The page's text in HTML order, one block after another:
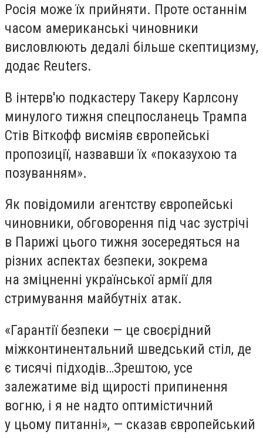
Росія може їх прийняти. Проте останнім
часом американські чиновники
висловлюють дедалі більше скептицизму,
додає Reuters.
В інтерв'ю подкастеру Такеру Карлсону
минулого тижня спецпосланець Трампа
Стів Віткофф висміяв європейські
пропозиції, назвавши їх «показухою та
позуванням».
Як повідомили агентству європейські
чиновники, обговорення під час зустрічі
в Парижі цього тижня зосередяться на
різних аспектах безпеки, зокрема
на зміцненні української армії для
стримування майбутніх атак.
«Гарантії безпеки — це своєрідний
міжконтинентальний шведський стіл, де
є тисячі підходів…Зрештою, усе
залежатиме від щирості припинення
вогню, і я не надто оптимістичний
у цьому питанні», — сказав європейський